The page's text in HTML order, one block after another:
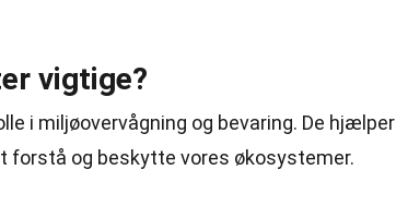
vigtige?
i miljøovervågning og bevaring. De hjælper
og beskytte vores økosystemer.